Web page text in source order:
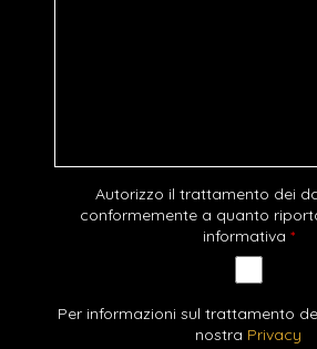
Autorizzo il trattamento dei
conformemente a quanto
informativa *
Per informazioni sul trattamento
nostra Privacy